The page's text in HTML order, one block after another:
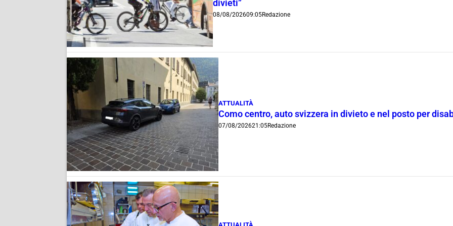
divieti”
08/08/202609:05Redazione
ATTUALITÀ
Como centro, auto svizzera in divieto e nel posto per
07/08/202621:05Redazione